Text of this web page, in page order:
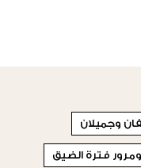
وجميلان
فترة الضيق